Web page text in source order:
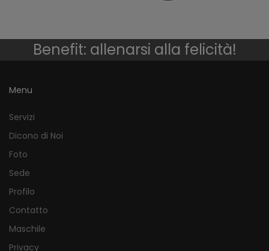
Benefit: allenarsi alla felicità!
Menu
Servizi
Dicono di Noi
Foto
Sede
Profilo
Contatto
Maschile
Privacy